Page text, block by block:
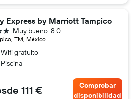
Express by Marriott Tampico
TM, México
8.0
Muy bueno
Wifi gratuito
Piscina
111 €
Comprobar
disponibilidad